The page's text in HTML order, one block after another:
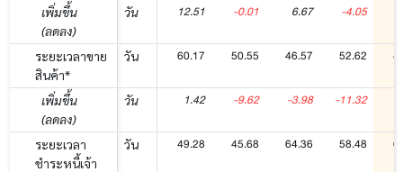
เพิ่มขึ้น
(ลดลง)
วัน 12.51 -0.01 6.67 -4.05
ระยะเวลาขาย
สินค้า*
วัน 60.17 50.55 46.57 52.62
เพิ่มขึ้น
(ลดลง)
วัน 1.42 -9.62 -3.98 -11.32
ระยะเวลา
ชำระหนี้เจ้า
วัน 49.28 45.68 64.36 58.48